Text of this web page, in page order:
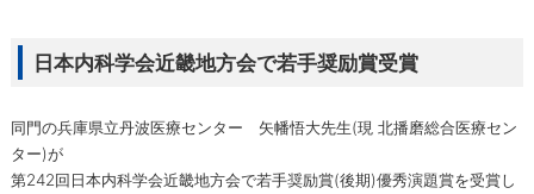
日本内科学会近畿地方会で若手奨励賞受賞
同門の兵庫県立丹波医療センター 矢幡悟大先生(現 北播磨総合医療セン
ター)が
第242回日本内科学会近畿地方会で若手奨励賞(後期)優秀演題賞を受賞し